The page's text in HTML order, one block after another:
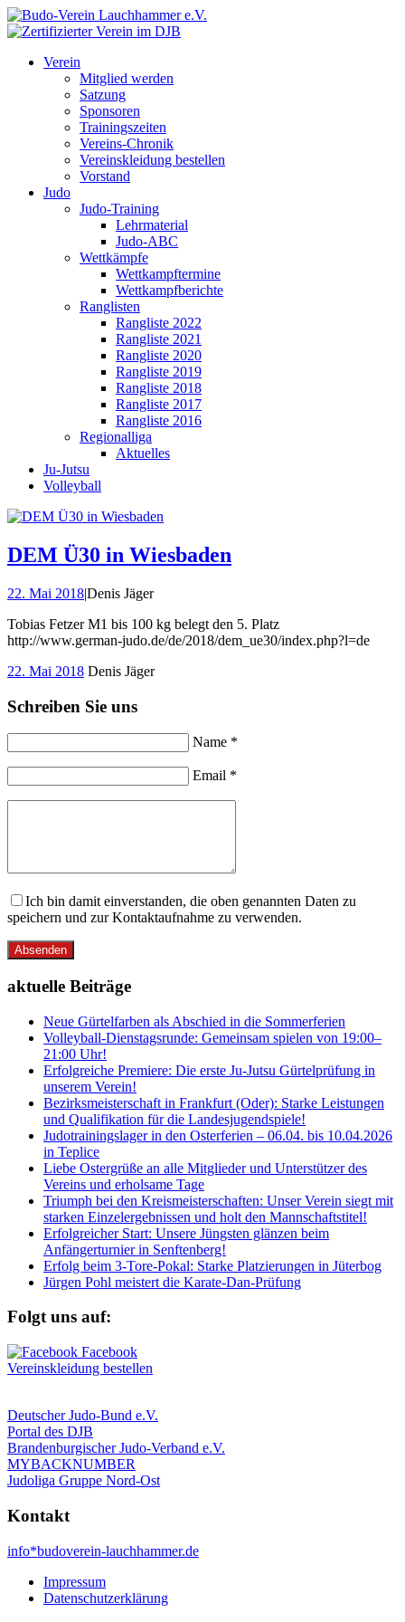
Verein
Mitglied werden
Satzung
Sponsoren
Trainingszeiten
Vereins-Chronik
Vereinskleidung bestellen
Vorstand
Judo
Judo-Training
Lehrmaterial
Judo-ABC
Wettkämpfe
Wettkampftermine
Wettkampfberichte
Ranglisten
Rangliste 2022
Rangliste 2021
Rangliste 2020
Rangliste 2019
Rangliste 2018
Rangliste 2017
Rangliste 2016
Regionalliga
Aktuelles
Ju-Jutsu
Volleyball
DEM Ü30 in Wiesbaden
22. Mai 2018|Denis Jäger
Tobias Fetzer M1 bis 100 kg belegt den 5. Platz
http://www.german-judo.de/de/2018/dem_ue30/index.php?l=de
22. Mai 2018 Denis Jäger
Schreiben Sie uns
Name *
Email *
Ich bin damit einverstanden, die oben genannten Daten zu
speichern und zur Kontaktaufnahme zu verwenden.
Absenden
aktuelle Beiträge
Neue Gürtelfarben als Abschied in die Sommerferien
Volleyball-Dienstagsrunde: Gemeinsam spielen von 19:00–
21:00 Uhr!
Erfolgreiche Premiere: Die erste Ju-Jutsu Gürtelprüfung in
unserem Verein!
Bezirksmeisterschaft in Frankfurt (Oder): Starke Leistungen
und Qualifikation für die Landesjugendspiele!
Judotrainingslager in den Osterferien – 06.04. bis 10.04.2026
in Teplice
Liebe Ostergrüße an alle Mitglieder und Unterstützer des
Vereins und erholsame Tage
Triumph bei den Kreismeisterschaften: Unser Verein siegt mit
starken Einzelergebnissen und holt den Mannschaftstitel!
Erfolgreicher Start: Unsere Jüngsten glänzen beim
Anfängerturnier in Senftenberg!
Erfolg beim 3-Tore-Pokal: Starke Platzierungen in Jüterbog
Jürgen Pohl meistert die Karate-Dan-Prüfung
Folgt uns auf:
Vereinskleidung bestellen
Deutscher Judo-Bund e.V.
Portal des DJB
Brandenburgischer Judo-Verband e.V.
MYBACKNUMBER
Judoliga Gruppe Nord-Ost
Kontakt
info*budoverein-lauchhammer.de
Impressum
Datenschutzerklärung